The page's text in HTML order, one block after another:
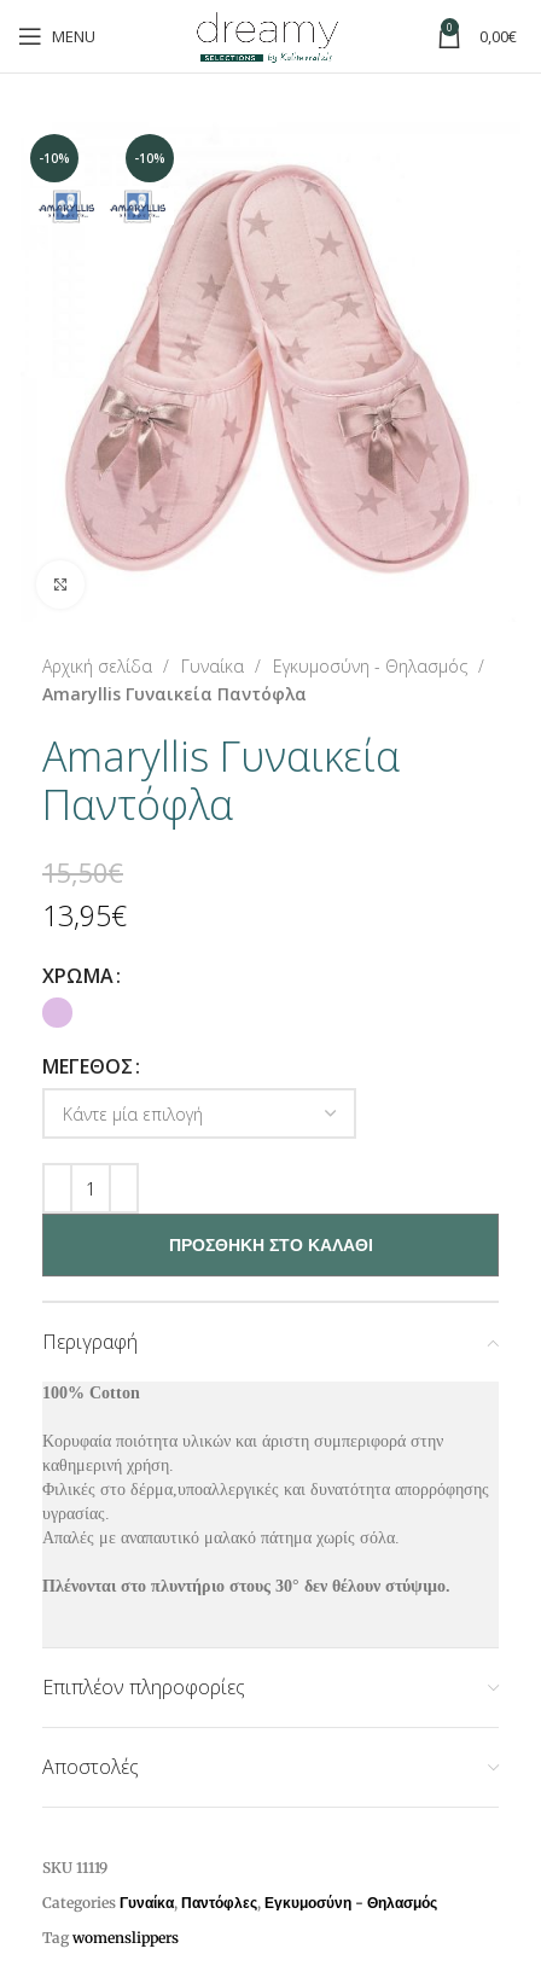
MENU 0 0,00€
-10% -10%
Αρχική σελίδα Γυναίκα
Εγκυμοσύνη - Θηλασμός
Amaryllis Γυναικεία Παντόφλα
Amaryllis Γυναικεία
Παντόφλα
15,50€
13,95€
ΧΡΩΜΑ
ΜΕΓΕΘΟΣ
ΠΡΟΣΘΗΚΗ ΣΤΟ ΚΑΛΑΘΙ
Περιγραφή
100% Cotton
Κορυφαία ποιότητα υλικών και άριστη συμπεριφορά στην
καθημερινή χρήση.
Φιλικές στο δέρμα,υποαλλεργικές και δυνατότητα απορρόφησης
υγρασίας.
Απαλές με αναπαυτικό μαλακό πάτημα χωρίς σόλα.
Πλένονται στο πλυντήριο στους 30° δεν θέλουν στύψιμο.
Επιπλέον πληροφορίες
Αποστολές
SKU 11119
Categories Γυναίκα, Παντόφλες, Εγκυμοσύνη - Θηλασμός
Tag womenslippers